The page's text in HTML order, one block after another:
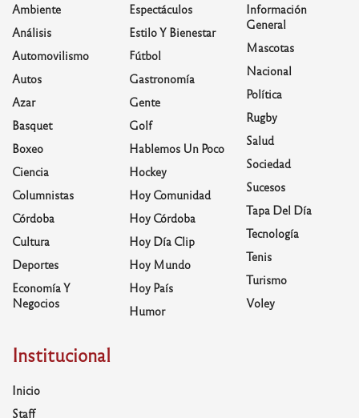
Ambiente
Análisis
Automovilismo
Autos
Azar
Basquet
Boxeo
Ciencia
Columnistas
Córdoba
Cultura
Deportes
Economía Y
Negocios
Espectáculos
Estilo Y Bienestar
Fútbol
Gastronomía
Gente
Golf
Hablemos Un Poco
Hockey
Hoy Comunidad
Hoy Córdoba
Hoy Día Clip
Hoy Mundo
Hoy País
Humor
Información
General
Mascotas
Nacional
Política
Rugby
Salud
Sociedad
Sucesos
Tapa Del Día
Tecnología
Tenis
Turismo
Voley
Institucional
Inicio
Staff